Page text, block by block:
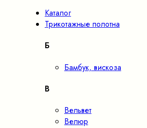
Каталог
Трикотажные полотна
Б
Бамбук, вискоза
В
Вельвет
Велюр